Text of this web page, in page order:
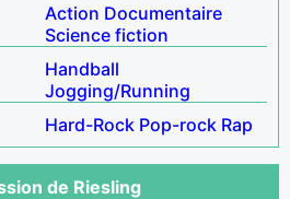
Action Documentaire
Science fiction
Handball
Jogging/Running
Hard-Rock Pop-rock Rap
de Riesling